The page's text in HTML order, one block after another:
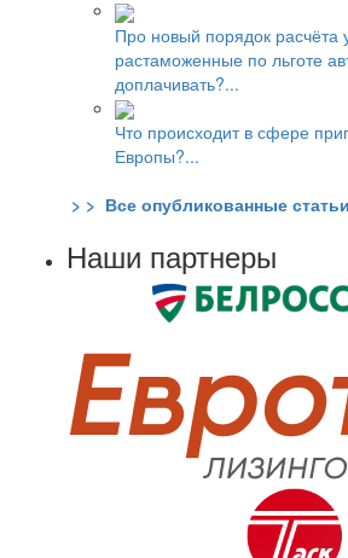
Про новый порядок расчёта
растаможенные по льготе
доплачивать?...
Что происходит в сфере
Европы?...
> > Все опубликованные статьи
Наши партнеры